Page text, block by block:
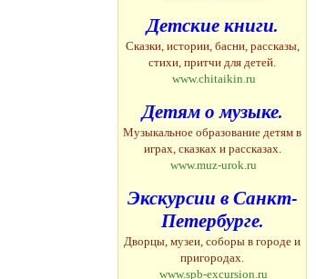
Детские книги.
Сказки, истории, басни, рассказы,
стихи, притчи для детей.
www.chitaikin.ru
Детям о музыке.
Музыкальное образование детям в
играх, сказках и рассказах.
www.muz-urok.ru
Экскурсии в Санкт-
Петербурге.
Дворцы, музеи, соборы в городе и
пригородах.
www.spb-excursion.ru